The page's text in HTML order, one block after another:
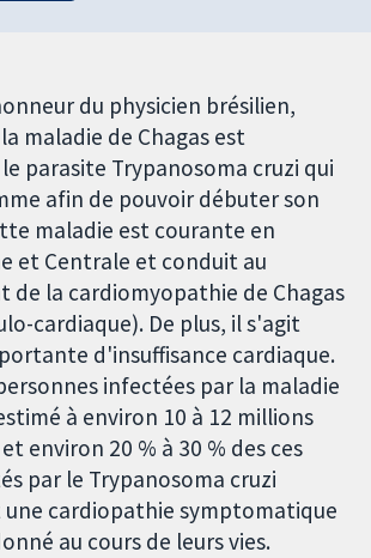
du physicien brésilien,
maladie de Chagas est
parasite Trypanosoma cruzi qui
afin de pouvoir débuter son
maladie est courante en
et Centrale et conduit au
de la cardiomyopathie de Chagas
cardiaque). De plus, il s'agit
d'insuffisance cardiaque.
infectées par la maladie
à environ 10 à 12 millions
environ 20 % à 30 % des ces
par le Trypanosoma cruzi
cardiopathie symptomatique
au cours de leurs vies.